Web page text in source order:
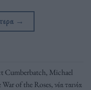
→
Cumberbatch, Michael
War of the Roses,νέα ταινία